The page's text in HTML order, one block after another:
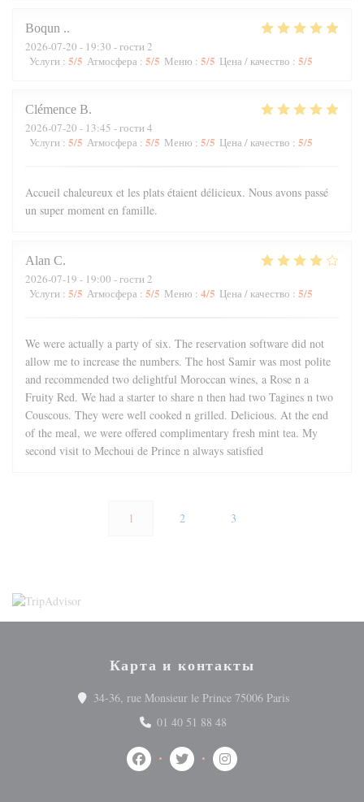
Boqun .
2026-07-20 - 19:30 - гости 2
Услуги : 5/5 Атмосфера : 5/5 Меню : 5/5 Цена / качество : 5/5
Clémence B
2026-07-20 - 13:45 - гости 4
Услуги : 5/5 Атмосфера : 5/5 Меню : 5/5 Цена / качество : 5/5
Accueil chaleureux et les plats étaient délicieux. Nous avons passé
un super moment en famille.
Alan C
2026-07-19 - 19:00 - гости 2
Услуги : 5/5 Атмосфера : 5/5 Меню : 4/5 Цена / качество : 5/5
We were actually a party of six. The reservation software did not
allow me to increase the numbers. The host Samir was most polite
and recommended two delightful Moroccan wines, a Rose n a
Fruity Red. We had a starter to share n then had two Tagines n two
Couscous. They were well cooked n grilled. Delicious. At the end
of the meal, we were offered complimentary fresh mint tea. My
second visit to Mechoui de Prince n always satisfied
1 2 3
Карта и контакты
34-36, rue Monsieur le Prince 75006 Paris((открывается
01 40 51 88 48
Facebook ((открывается в новом окне))
Twitter ((открывается в новом
Instagram ((открывается